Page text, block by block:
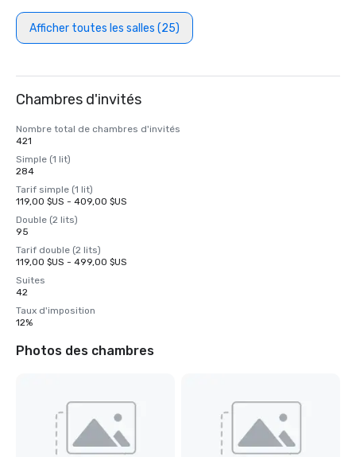
Afficher toutes les salles (25)
Chambres d'invités
Nombre total de chambres d'invités
421
Simple (1 lit)
284
Tarif simple (1 lit)
119,00 $US - 409,00 $US
Double (2 lits)
95
Tarif double (2 lits)
119,00 $US - 499,00 $US
Suites
42
Taux d'imposition
12%
Photos des chambres